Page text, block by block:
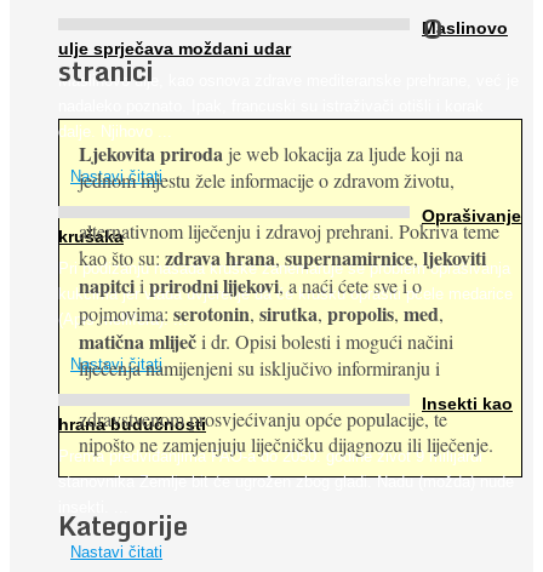
Maslinovo
ulje sprječava moždani udar
Maslinovo ulje, kao osnova zdrave mediteranske prehrane, već je
dalje. Njihovo ...
Nastavi čitati
Oprašivanje
krušaka
Pri podizanju nasada kruške zanemaruje se problem oprašivanja
kukcima jer vlada uvjerenje da će krušku oprašiti pčele medarice
(Apis mellifera). ...
Nastavi čitati
Insekti kao
hrana budućnosti
Prema predviđanjima FAO-a do 2050. godine život 9 milijardi
stanovnika Zemlje bit će ugrožen zbog gladi. Nadu (možda) nude
Nastavi čitati
O
stranici
Ljekovita priroda je web lokacija za ljude koji na
jednom mjestu žele informacije o zdravom životu,
alternativnom liječenju i zdravoj prehrani. Pokriva teme
kao što su: zdrava hrana, supernamirnice, ljekoviti
napitciiprirodni lijekovi, a naći ćete sve i o
pojmovima: serotonin, sirutka, propolis, med,
matična mliječi dr. Opisi bolesti i mogući načini
liječenja namijenjeni su isključivo informiranju i
zdravstvenom prosvjećivanju opće populacije, te
nipošto ne zamjenjuju liječničku dijagnozu ili liječenje.
Kategorije